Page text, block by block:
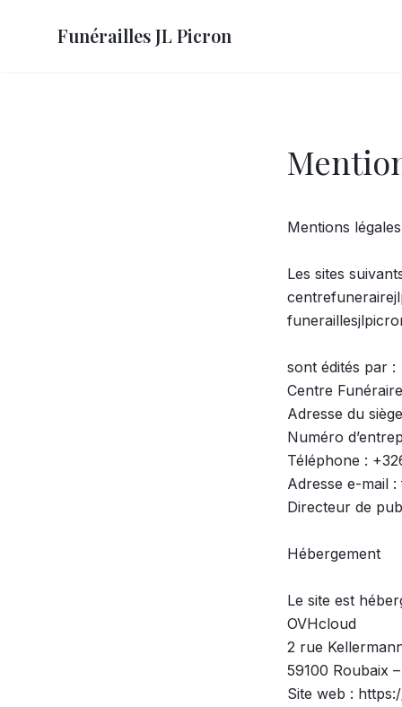
Funérailles JL Picron
Mentions
Les sites
sont édités par :
Centre
Adresse du
Numéro
Téléphone :
Adresse e-mail
Directeur de
Hébergement
Le site est
OVHcloud
2 rue
59100 Roubaix
Site web :